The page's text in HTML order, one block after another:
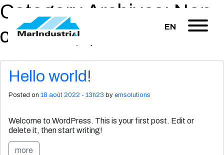
EN
Category Archives: Non
classifié(e)
Hello world!
Posted on 18 août 2022 - 13h23 by emsolutions
Welcome to WordPress. This is your first post. Edit or
delete it, then start writing!
more